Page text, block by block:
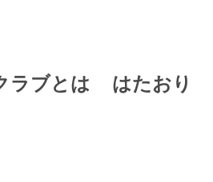
ラブとは はたおり